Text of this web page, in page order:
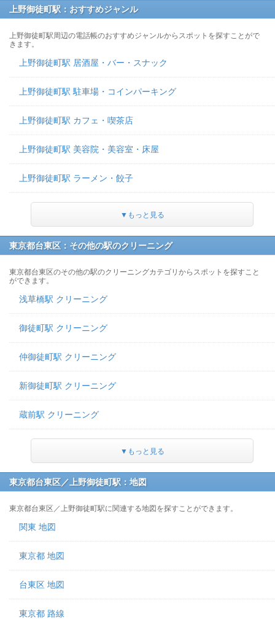
上野御徒町駅：おすすめジャンル
上野御徒町駅周辺の電話帳のおすすめジャンルからスポットを探すことがで
きます。
上野御徒町駅 居酒屋・バー・スナック
上野御徒町駅 駐車場・コインパーキング
上野御徒町駅 カフェ・喫茶店
上野御徒町駅 美容院・美容室・床屋
上野御徒町駅 ラーメン・餃子
▼もっと見る
東京都台東区：その他の駅のクリーニング
東京都台東区のその他の駅のクリーニングカテゴリからスポットを探すこと
ができます。
浅草橋駅 クリーニング
御徒町駅 クリーニング
仲御徒町駅 クリーニング
新御徒町駅 クリーニング
蔵前駅 クリーニング
▼もっと見る
東京都台東区／上野御徒町駅：地図
東京都台東区／上野御徒町駅に関連する地図を探すことができます。
関東 地図
東京都 地図
台東区 地図
東京都 路線